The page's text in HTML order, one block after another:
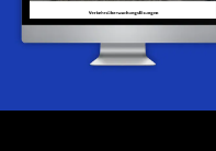
Webdesign & -entwicklung